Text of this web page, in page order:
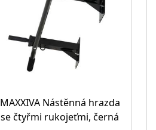
MAXXIVA Nástěnná hrazda
se čtyřmi rukojeťmi, černá